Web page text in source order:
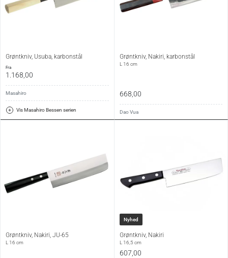
Grøntkniv, Usuba, karbonstål
fra
1.168,00
Masahiro
Vis Masahiro Bessen serien
Grøntkniv, Nakiri, karbonstål
L 16 cm
668,00
Dao Vua
Grøntkniv, Nakiri, JU-65
L 16 cm
Nyhed
Grøntkniv, Nakiri
L 16,5 cm
607,00